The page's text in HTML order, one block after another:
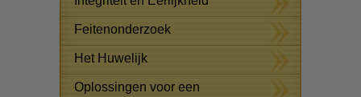
Feitenonderzoek
Het Huwelijk
Oplossingen voor een